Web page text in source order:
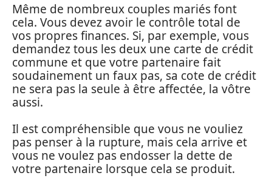
Même de nombreux couples mariés font
cela. Vous devez avoir le contrôle total de
vos propres finances. Si, par exemple, vous
demandez tous les deux une carte de crédit
commune et que votre partenaire fait
soudainement un faux pas, sa cote de crédit
ne sera pas la seule à être affectée, la vôtre
aussi.
Il est compréhensible que vous ne vouliez
pas penser à la rupture, mais cela arrive et
vous ne voulez pas endosser la dette de
votre partenaire lorsque cela se produit.